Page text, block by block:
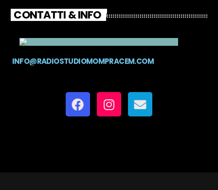
CONTATTI & INFO
INFO@RADIOSTUDIOMOMPRACEM.COM